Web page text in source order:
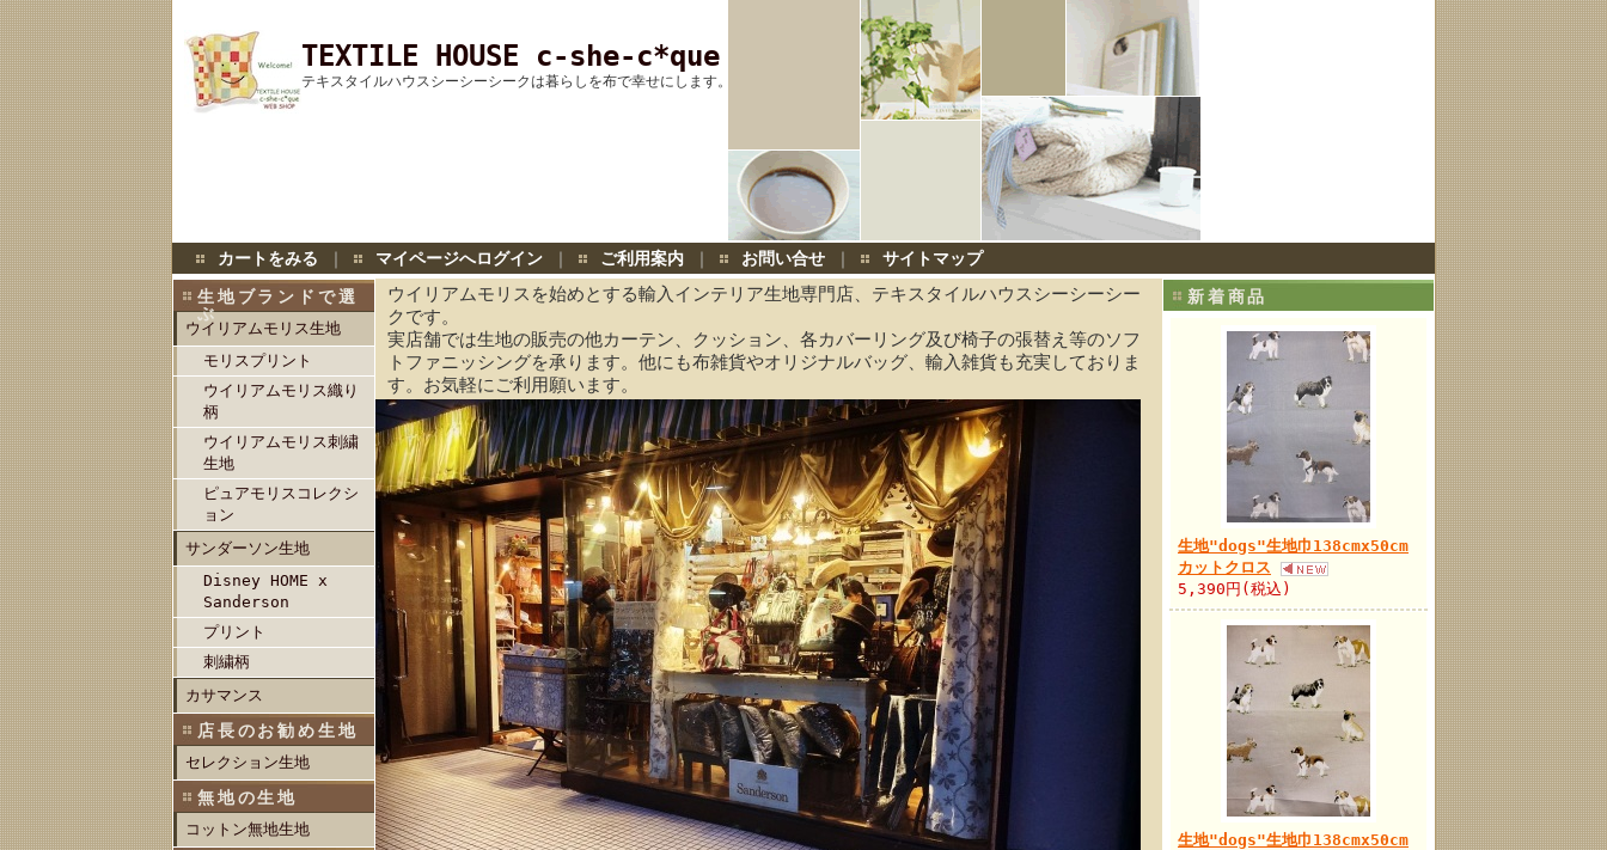
TEXTILE HOUSE c-she-c*que
テキスタイルハウスシーシーシークは暮らしを布で幸せにします。
カートをみる ｜ マイページへログイン ｜ ご利用案内 ｜ お問い合せ ｜
サイトマップ
生地ブランドで選
ぶ
ウイリアムモリス生地
モリスプリント
ウイリアムモリス織り
柄
ウイリアムモリス刺繍
生地
ピュアモリスコレクシ
ョン
サンダーソン生地
Disney HOME x
Sanderson
プリント
刺繍柄
カサマンス
店長のお勧め生地
セレクション生地
無地の生地
コットン無地生地
ウイリアムモリスを始めとする輸入インテリア生地専門店、テキスタイルハウスシーシーシー
クです。
実店舗では生地の販売の他カーテン、クッション、各カバーリング及び椅子の張替え等のソフ
トファニッシングを承ります。他にも布雑貨やオリジナルバッグ、輸入雑貨も充実しておりま
す。お気軽にご利用願います。
新着商品
生地"dogs"生地巾138cmx50cm
カットクロス
5,390円(税込)
生地"dogs"生地巾138cmx50cm